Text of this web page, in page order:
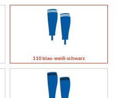
110 blau-weiß-schwarz